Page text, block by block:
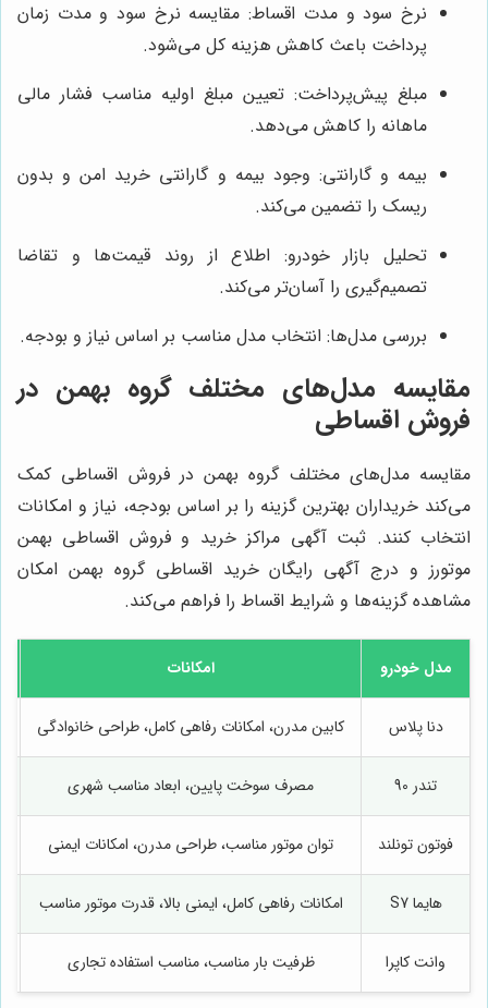
نرخ سود و مدت اقساط: مقایسه نرخ سود و مدت زمان
پرداخت باعث کاهش هزینه کل می‌شود.
مبلغ پیش‌پرداخت: تعیین مبلغ اولیه مناسب فشار مالی
ماهانه را کاهش می‌دهد.
بیمه و گارانتی: وجود بیمه و گارانتی خرید امن و بدون
ریسک را تضمین می‌کند.
تحلیل بازار خودرو: اطلاع از روند قیمت‌ها و تقاضا
تصمیم‌گیری را آسان‌تر می‌کند.
بررسی مدل‌ها: انتخاب مدل مناسب بر اساس نیاز و بودجه.
مقایسه مدل‌های مختلف گروه بهمن در
فروش اقساطی
مقایسه مدل‌های مختلف گروه بهمن در فروش اقساطی کمک
می‌کند خریداران بهترین گزینه را بر اساس بودجه، نیاز و امکانات
انتخاب کنند. ثبت آگهی مراکز خرید و فروش اقساطی بهمن
موتورز و درج آگهی رایگان خرید اقساطی گروه بهمن امکان
مشاهده گزینه‌ها و شرایط اقساط را فراهم می‌کند.
مدل خودرو امکانات
دنا پلاس کابین مدرن، امکانات رفاهی کامل، طراحی خانوادگی
تندر 90 مصرف سوخت پایین، ابعاد مناسب شهری
فوتون تونلند توان موتور مناسب، طراحی مدرن، امکانات ایمنی
هایما S7 امکانات رفاهی کامل، ایمنی بالا، قدرت موتور مناسب
وانت کاپرا ظرفیت بار مناسب، مناسب استفاده تجاری